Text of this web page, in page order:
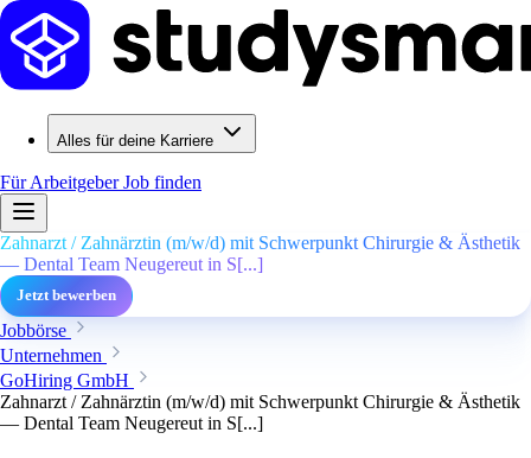
Alles für deine Karriere
Für ArbeitgeberJob finden
Zahnarzt / Zahnärztin (m/w/d) mit Schwerpunkt Chirurgie & Ästhetik
— Dental Team Neugereut in S[...]
Jetzt bewerben
Jobbörse
Unternehmen
GoHiring GmbH
Zahnarzt / Zahnärztin (m/w/d) mit Schwerpunkt Chirurgie & Ästhetik
— Dental Team Neugereut in S[...]